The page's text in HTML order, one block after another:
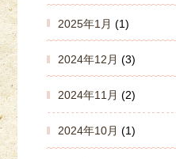
2025年1月 (1)
2024年12月 (3)
2024年11月 (2)
2024年10月 (1)